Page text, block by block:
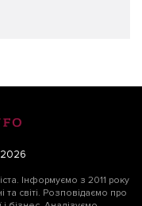
Інформуємо з 2011 року
світі. Розповідаємо про